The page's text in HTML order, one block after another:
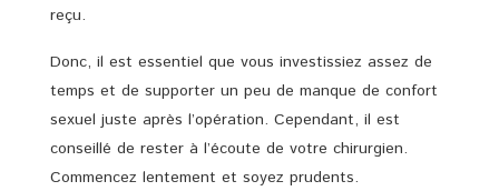
reçu.
Donc, il est essentiel que vous investissiez assez de
temps et de supporter un peu de manque de confort
sexuel juste après l’opération. Cependant, il est
conseillé de rester à l’écoute de votre chirurgien.
Commencez lentement et soyez prudents.